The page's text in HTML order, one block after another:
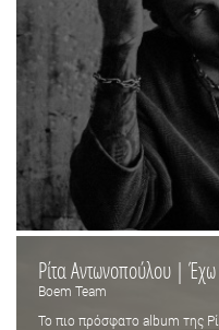
Ρίτα Αντωνοπούλου |
Boem Team
Το πιο πρόσφατο album της